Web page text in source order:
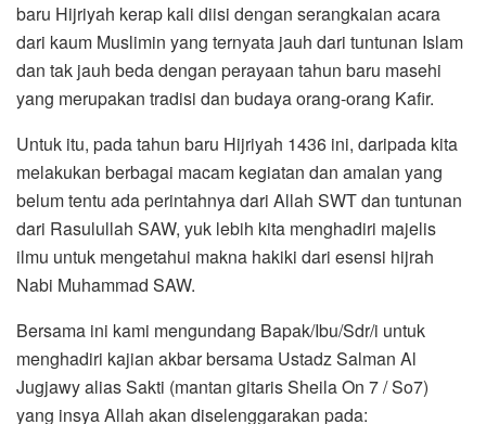
baru Hijriyah kerap kali diisi dengan serangkaian acara
dari kaum Muslimin yang ternyata jauh dari tuntunan Islam
dan tak jauh beda dengan perayaan tahun baru masehi
yang merupakan tradisi dan budaya orang-orang Kafir.
Untuk itu, pada tahun baru Hijriyah 1436 ini, daripada kita
melakukan berbagai macam kegiatan dan amalan yang
belum tentu ada perintahnya dari Allah SWT dan tuntunan
dari Rasulullah SAW, yuk lebih kita menghadiri majelis
ilmu untuk mengetahui makna hakiki dari esensi hijrah
Nabi Muhammad SAW.
Bersama ini kami mengundang Bapak/Ibu/Sdr/i untuk
menghadiri kajian akbar bersama Ustadz Salman Al
Jugjawy alias Sakti (mantan gitaris Sheila On 7 / So7)
yang insya Allah akan diselenggarakan pada: